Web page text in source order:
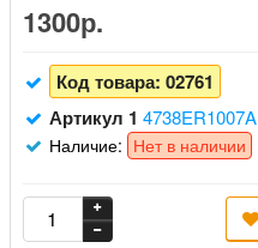
1300р.
Код товара: 02761
Артикул 1 4738ER1007A
Наличие: Нет в наличии